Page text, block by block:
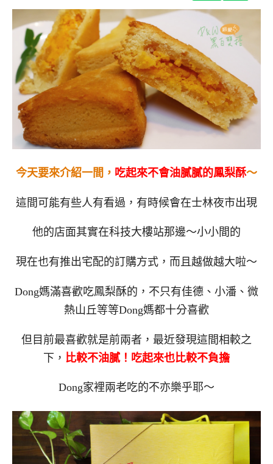
今天要來介紹一間， 吃起來不會油膩膩的鳳梨酥～
這間可能有些人有看過，有時候會在士林夜市出現
他的店面其實在科技大樓站那邊～小小間的
現在也有推出宅配的訂購方式，而且越做越大啦～
Dong媽滿喜歡吃鳳梨酥的，不只有佳德、小潘、微
熱山丘等等Dong媽都十分喜歡
但目前最喜歡就是前兩者，最近發現這間相較之
下， 比較不油膩！吃起來也比較不負擔
Dong家裡兩老吃的不亦樂乎耶～